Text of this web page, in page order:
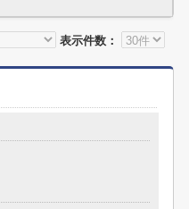
表示件数：